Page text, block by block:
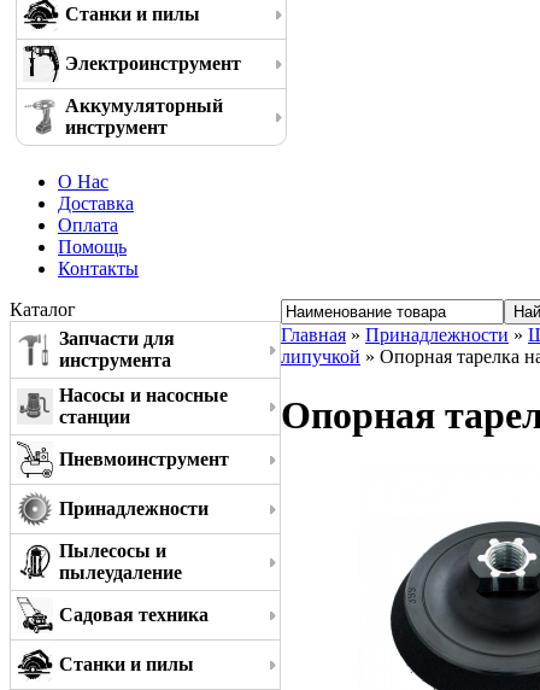
Станки и пилы
Электроинструмент
Аккумуляторный
инструмент
О Нас
Доставка
Оплата
Помощь
Контакты
Каталог
Запчасти для
инструмента
Насосы и насосные
станции
Пневмоинструмент
Принадлежности
Пылесосы и
пылеудаление
Садовая техника
Станки и пилы
Главная » Принадлежности »
липучкой » Опорная тарелка
Опорная